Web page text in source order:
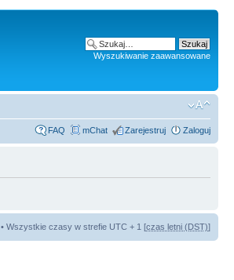
Wyszukiwanie zaawansowane
FAQ mChat Zarejestruj Zaloguj
• Wszystkie czasy w strefie UTC + 1 [czas letni (DST)]